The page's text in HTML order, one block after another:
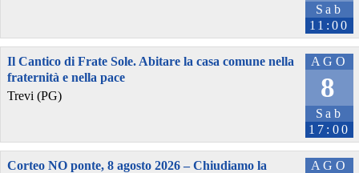
Sab
11:00
AGO
8
Sab
17:00
Il Cantico di Frate Sole. Abitare la casa comune nella
fraternità e nella pace
Trevi (PG)
AGO
Corteo NO ponte, 8 agosto 2026 – Chiudiamo la